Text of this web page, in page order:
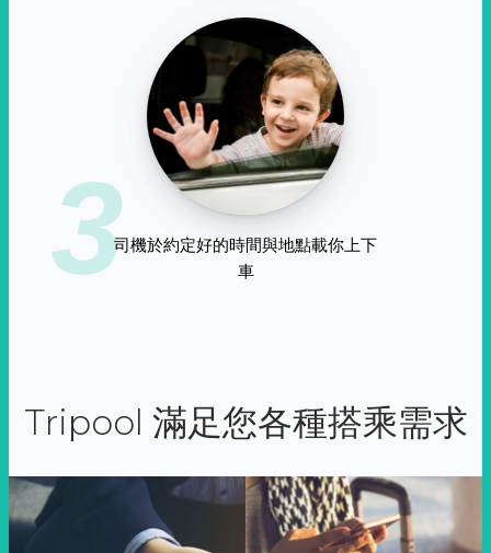
3司機於約定好的時間與地點載你上下
車
Tripool 滿足您各種搭乘需求